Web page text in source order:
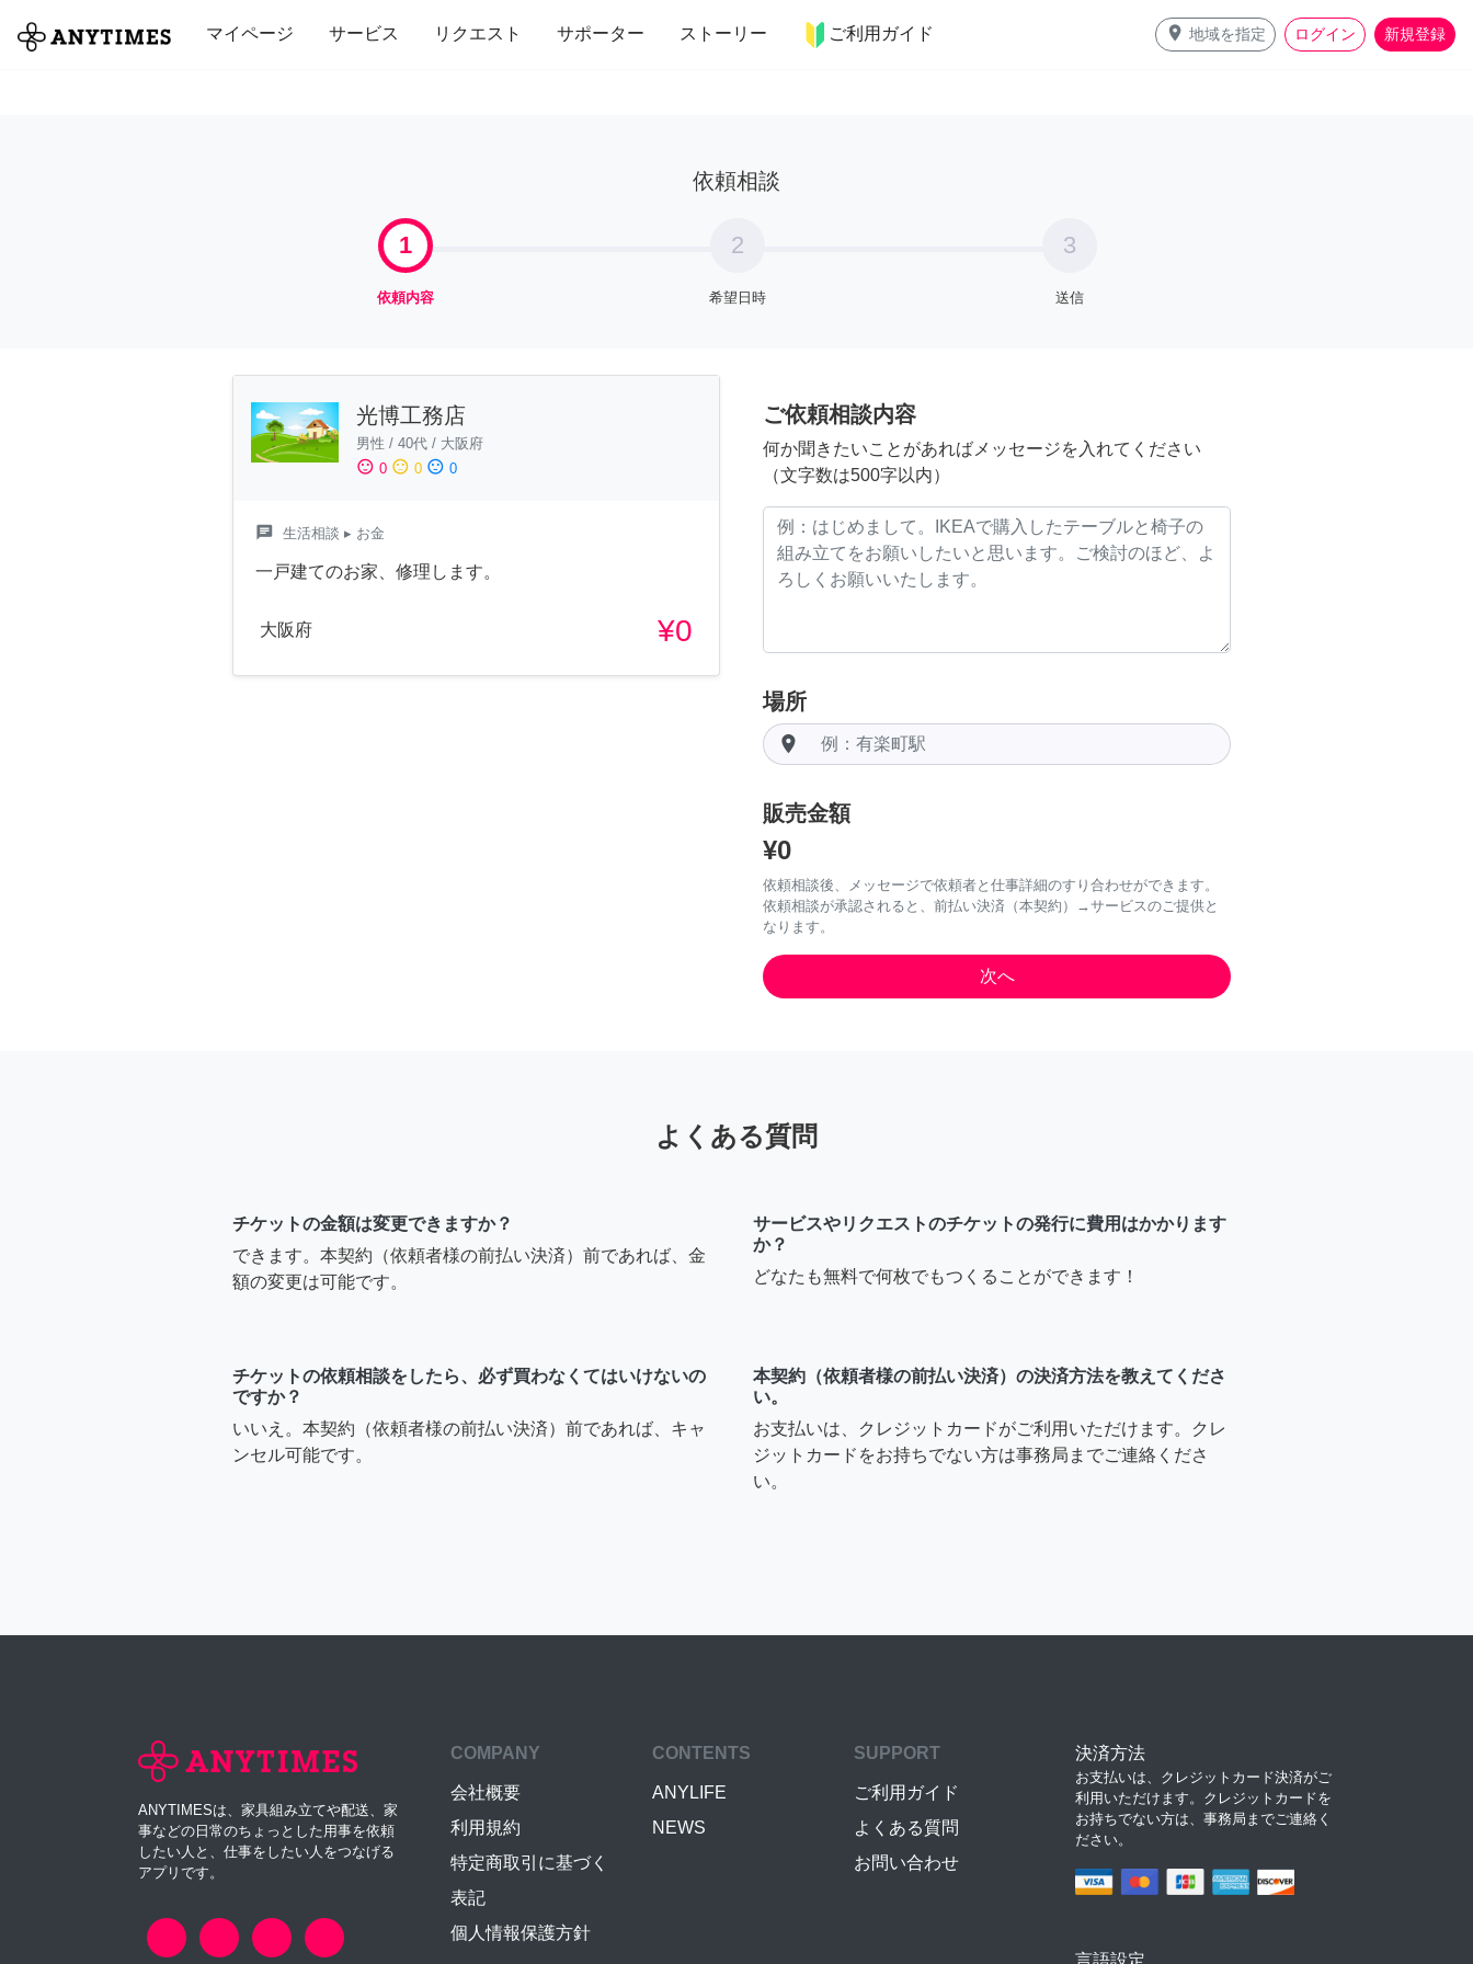
マイページ サービス リクエスト サポーター ストーリー ご利用ガイド place 地域を指定 ログイン 新規登録
全て 修理・組立 家事 引っ越し インテリア 趣味・習い事 ペット 料理
依頼相談
1
依頼内容
2
希望日時
3
送信
光博工務店
男性 / 40代 / 大阪府
sentiment_satisfied 0 sentiment_neutral 0 sentiment_dissatisfied 0
chat 生活相談 ▸ お金
一戸建てのお家、修理します。
大阪府 ¥0
ご依頼相談内容
何か聞きたいことがあればメッセージを入れてください
（文字数は500字以内）
場所
room
販売金額
¥0
依頼相談後、メッセージで依頼者と仕事詳細のすり合わせができます。
依頼相談が承認されると、前払い決済（本契約）→サービスのご提供と
なります。
よくある質問
チケットの金額は変更できますか？
できます。本契約（依頼者様の前払い決済）前であれば、金
額の変更は可能です。
サービスやリクエストのチケットの発行に費用はかかります
か？
どなたも無料で何枚でもつくることができます！
チケットの依頼相談をしたら、必ず買わなくてはいけないの
ですか？
いいえ。本契約（依頼者様の前払い決済）前であれば、キャ
ンセル可能です。
本契約（依頼者様の前払い決済）の決済方法を教えてくださ
い。
お支払いは、クレジットカードがご利用いただけます。クレ
ジットカードをお持ちでない方は事務局までご連絡くださ
い。
ANYTIMESは、家具組み立てや配送、家
事などの日常のちょっとした用事を依頼
したい人と、仕事をしたい人をつなげる
アプリです。
COMPANY
会社概要
利用規約
特定商取引に基づく
表記
個人情報保護方針
CONTENTS
ANYLIFE
NEWS
SUPPORT
ご利用ガイド
よくある質問
お問い合わせ
決済方法
お支払いは、クレジットカード決済がご
利用いただけます。クレジットカードを
お持ちでない方は、事務局までご連絡く
ださい。
言語設定